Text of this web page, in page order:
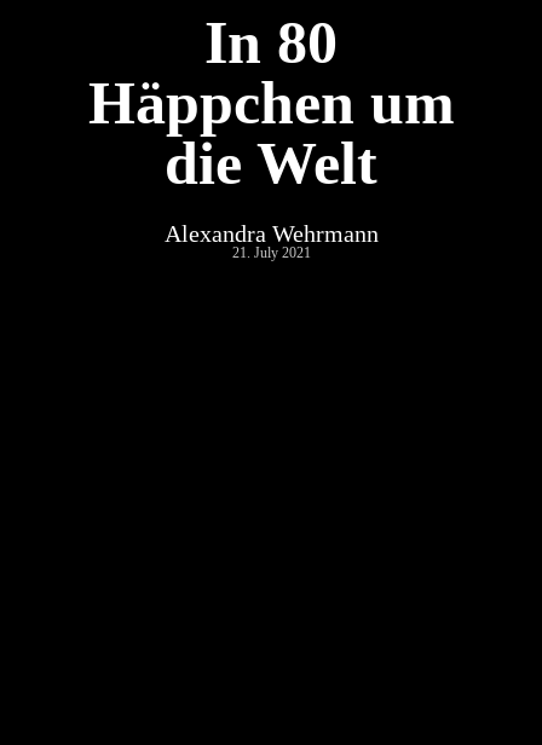
In 80
Häppchen um
die Welt
Alexandra Wehrmann
21. July 2021